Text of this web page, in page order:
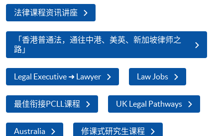
法律课程资讯讲座
「香港普通法，通往中港、美英、新加坡律师之
路」
Legal Executive ➜ Lawyer Law Jobs
最佳衔接PCLL课程 UK Legal Pathways
Australia 修课式研究生课程